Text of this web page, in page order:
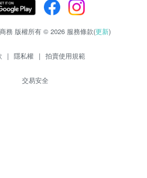
務 版權所有 © 2026 服務條款(更新)
| 隱私權 | 拍賣使用規範
交易安全